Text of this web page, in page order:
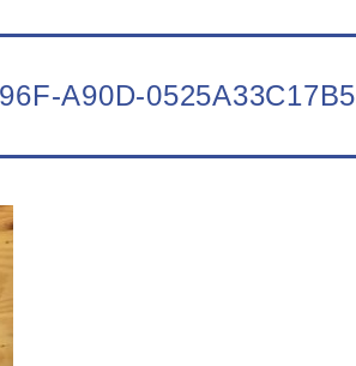
A90D-0525A33C17B5